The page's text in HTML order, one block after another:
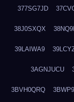
377SG7JD
38J0SXQX
39LAIWA9
3AGNJUCU
3BVH0QRQ